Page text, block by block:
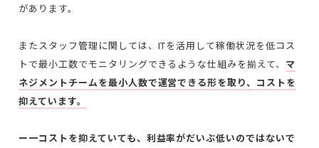
があります。
またスタッフ管理に関しては、 ITを活用して稼働状況を低コス
トで最小工数でモニタリングできるような仕組みを揃えて、 マ
ネジメントチームを最小人数で運営できる形を取り、コストを
抑えています。
ー一コストを抑えていても、利益率がだいぶ低いのではないで